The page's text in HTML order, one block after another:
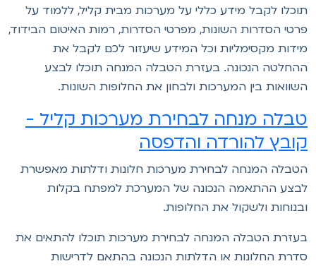
לקבל מידע כללי על מערכות מבית קליל, ללמוד על
הסדרות השונות, מפרטי הסדרות, רמות האיטום הבידוד,
מקסימליות וכל המידע שיעזור לכם לקבל את
הנכונה. בעזרת הטבלה המנחה תוכלו לבצע
בין המערכות ולבחון את החלופות השונות.
מנחה לבחירת מערכות קליל -
להורדה והדפסה
המנחה לבחירת מערכות חלונות ודלתות מאפשרת
ההתאמה הנכונה של המערכת למפתח בקלות
ולשקול את החלופות.
הטבלה המנחה לבחירת מערכות תוכלו להתאים את
החלונות או הדלתות הנכונה בהתאם לדרישות